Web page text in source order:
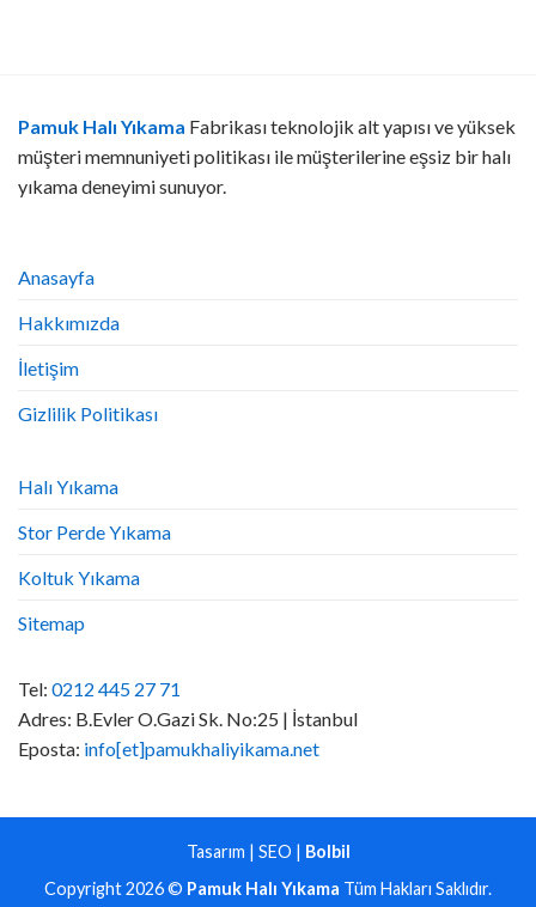
Pamuk Halı Yıkama Fabrikası teknolojik alt yapısı ve yüksek
müşteri memnuniyeti politikası ile müşterilerine eşsiz bir halı
yıkama deneyimi sunuyor.
Anasayfa
Hakkımızda
İletişim
Gizlilik Politikası
Halı Yıkama
Stor Perde Yıkama
Koltuk Yıkama
Sitemap
Tel: 0212 445 27 71
Adres: B.Evler O.Gazi Sk. No:25 | İstanbul
Eposta: info[et]pamukhaliyikama.net
Tasarım | SEO | Bolbil
Copyright 2026 © Pamuk Halı Yıkama Tüm Hakları Saklıdır.